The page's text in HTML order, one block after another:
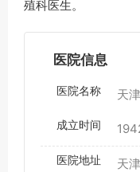
殖科医生。
医院信息
医院名称 天
成立时间
医院地址 天